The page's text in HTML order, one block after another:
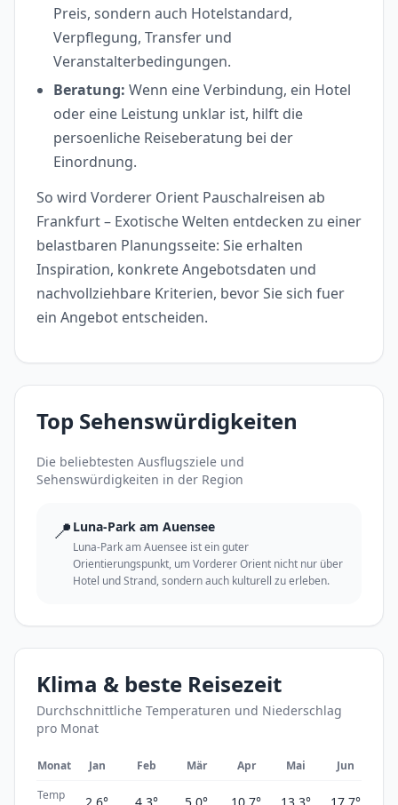
Preis, sondern auch Hotelstandard,
Verpflegung, Transfer und
Veranstalterbedingungen.
Beratung: Wenn eine Verbindung, ein Hotel
oder eine Leistung unklar ist, hilft die
persoenliche Reiseberatung bei der
Einordnung.
So wird Vorderer Orient Pauschalreisen ab
Frankfurt – Exotische Welten entdecken zu einer
belastbaren Planungsseite: Sie erhalten
Inspiration, konkrete Angebotsdaten und
nachvollziehbare Kriterien, bevor Sie sich fuer
ein Angebot entscheiden.
Top Sehenswürdigkeiten
Die beliebtesten Ausflugsziele und
Sehenswürdigkeiten in der Region
📍 Luna-Park am Auensee
Luna-Park am Auensee ist ein guter
Orientierungspunkt, um Vorderer Orient nicht nur über
Hotel und Strand, sondern auch kulturell zu erleben.
Klima & beste Reisezeit
Durchschnittliche Temperaturen und Niederschlag
pro Monat
Monat Jan Feb Mär Apr Mai Jun
Temp